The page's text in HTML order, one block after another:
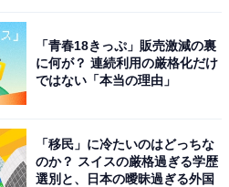
だと思ったからです」（30
見られて静かで良いところ
川県）
「青春18きっぷ」販売激減の裏
に何が？ 連続利用の厳格化だけ
ではない「本当の理由」
「移民」に冷たいのはどっちな
のか？ スイスの厳格過ぎる学歴
選別と、日本の曖昧過ぎる外国